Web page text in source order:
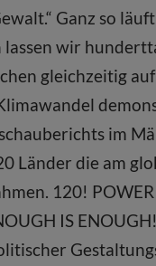
Ganz so
lassen wir
gleichzeitig
im
Länder die am
120! POWER
IS